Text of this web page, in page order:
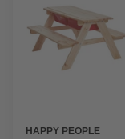
HAPPY PEOPLE